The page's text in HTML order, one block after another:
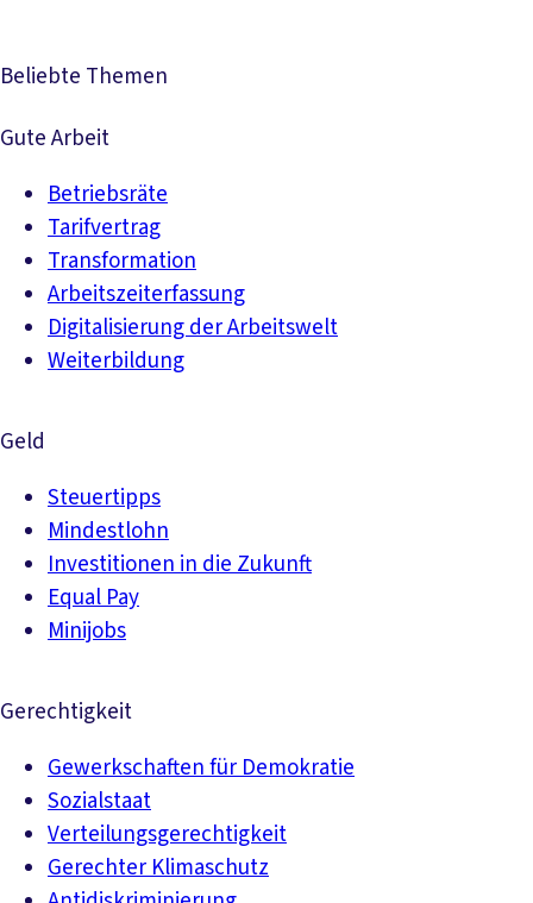
Beliebte Themen
Gute Arbeit
Betriebsräte
Tarifvertrag
Transformation
Arbeitszeiterfassung
Digitalisierung der Arbeitswelt
Weiterbildung
Geld
Steuertipps
Mindestlohn
Investitionen in die Zukunft
Equal Pay
Minijobs
Gerechtigkeit
Gewerkschaften für Demokratie
Sozialstaat
Verteilungsgerechtigkeit
Gerechter Klimaschutz